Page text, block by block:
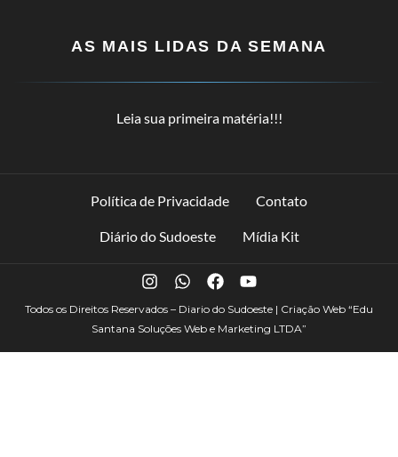
AS MAIS LIDAS DA SEMANA
Leia sua primeira matéria!!!
Política de Privacidade Contato
Diário do Sudoeste Mídia Kit
Todos os Direitos Reservados – Diario do Sudoeste | Criação Web “Edu
Santana Soluções Web e Marketing LTDA”